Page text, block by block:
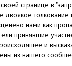
странице в
двоякое толкование
нами как
принявшие
и
из нашего